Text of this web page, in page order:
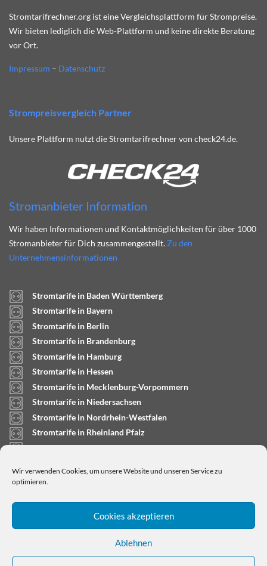
Wir verwenden Cookies, um unsere Website und unseren Service zu
optimieren.
Cookies akzeptieren
Ablehnen
Stromtarifrechner.org ist eine Vergleichsplattform für Strompreise.
Wir bieten lediglich die Web-Plattform und keine direkte Beratung
vor Ort.
Impressum – Datenschutz
Strompreisvergleich Partner
Unsere Plattform nutzt die Stromtarifrechner von check24.de.
Stromanbieter Information
Wir haben Informationen und Kontaktmöglichkeiten für über 1000
Stromanbieter für Dich zusammengestellt. Zu den
Unternehmensinformationen
Stromtarife in Baden Württemberg
Stromtarife in Bayern
Stromtarife in Berlin
Stromtarife in Brandenburg
Stromtarife in Hamburg
Stromtarife in Hessen
Stromtarife in Mecklenburg-Vorpommern
Stromtarife in Niedersachsen
Stromtarife in Nordrhein-Westfalen
Stromtarife in Rheinland Pfalz
Stromtarife in Saarland
Stromtarife in Schleswig-Holstein